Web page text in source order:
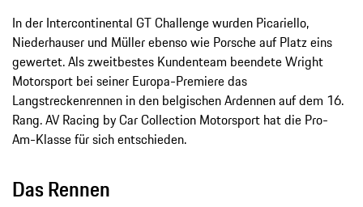
In der Intercontinental GT Challenge wurden Picariello,
Niederhauser und Müller ebenso wie Porsche auf Platz eins
gewertet. Als zweitbestes Kundenteam beendete Wright
Motorsport bei seiner Europa-Premiere das
Langstreckenrennen in den belgischen Ardennen auf dem 16.
Rang. AV Racing by Car Collection Motorsport hat die Pro-
Am-Klasse für sich entschieden.
Das Rennen